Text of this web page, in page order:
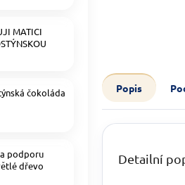
MATICI
čokoláda
podporu
dřevo
Popis
Detailní